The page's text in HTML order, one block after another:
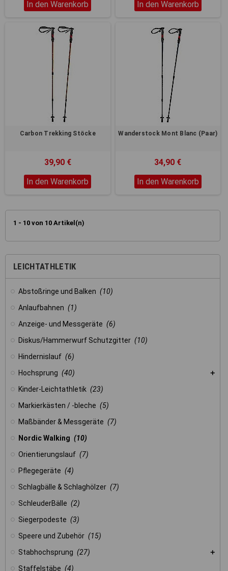
LEICHTATHLETIK
Abstoßringe und Balken (10)
Anlaufbahnen (1)
Anzeige- und Messgeräte (6)
Diskus/Hammerwurf Schutzgitter (10)
Hindernislauf (6)
Hochsprung (40)
Kinder-Leichtathletik (23)
Markierkästen / -bleche (5)
Maßbänder & Messgeräte (7)
Nordic Walking (10)
Orientierungslauf (7)
Pflegegeräte (4)
Schlagbälle & Schlaghölzer (7)
SchleuderBälle (2)
Siegerpodeste (3)
Speere und Zubehör (15)
Stabhochsprung (27)
Staffelstäbe (4)
In den Warenkorb In den Warenkorb
Carbon Trekking Stöcke
39,90 €
In den Warenkorb
Wanderstock Mont Blanc (Paar)
34,90 €
In den Warenkorb
1 - 10 von 10 Artikel(n)